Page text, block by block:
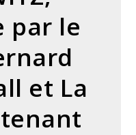
par le
et La